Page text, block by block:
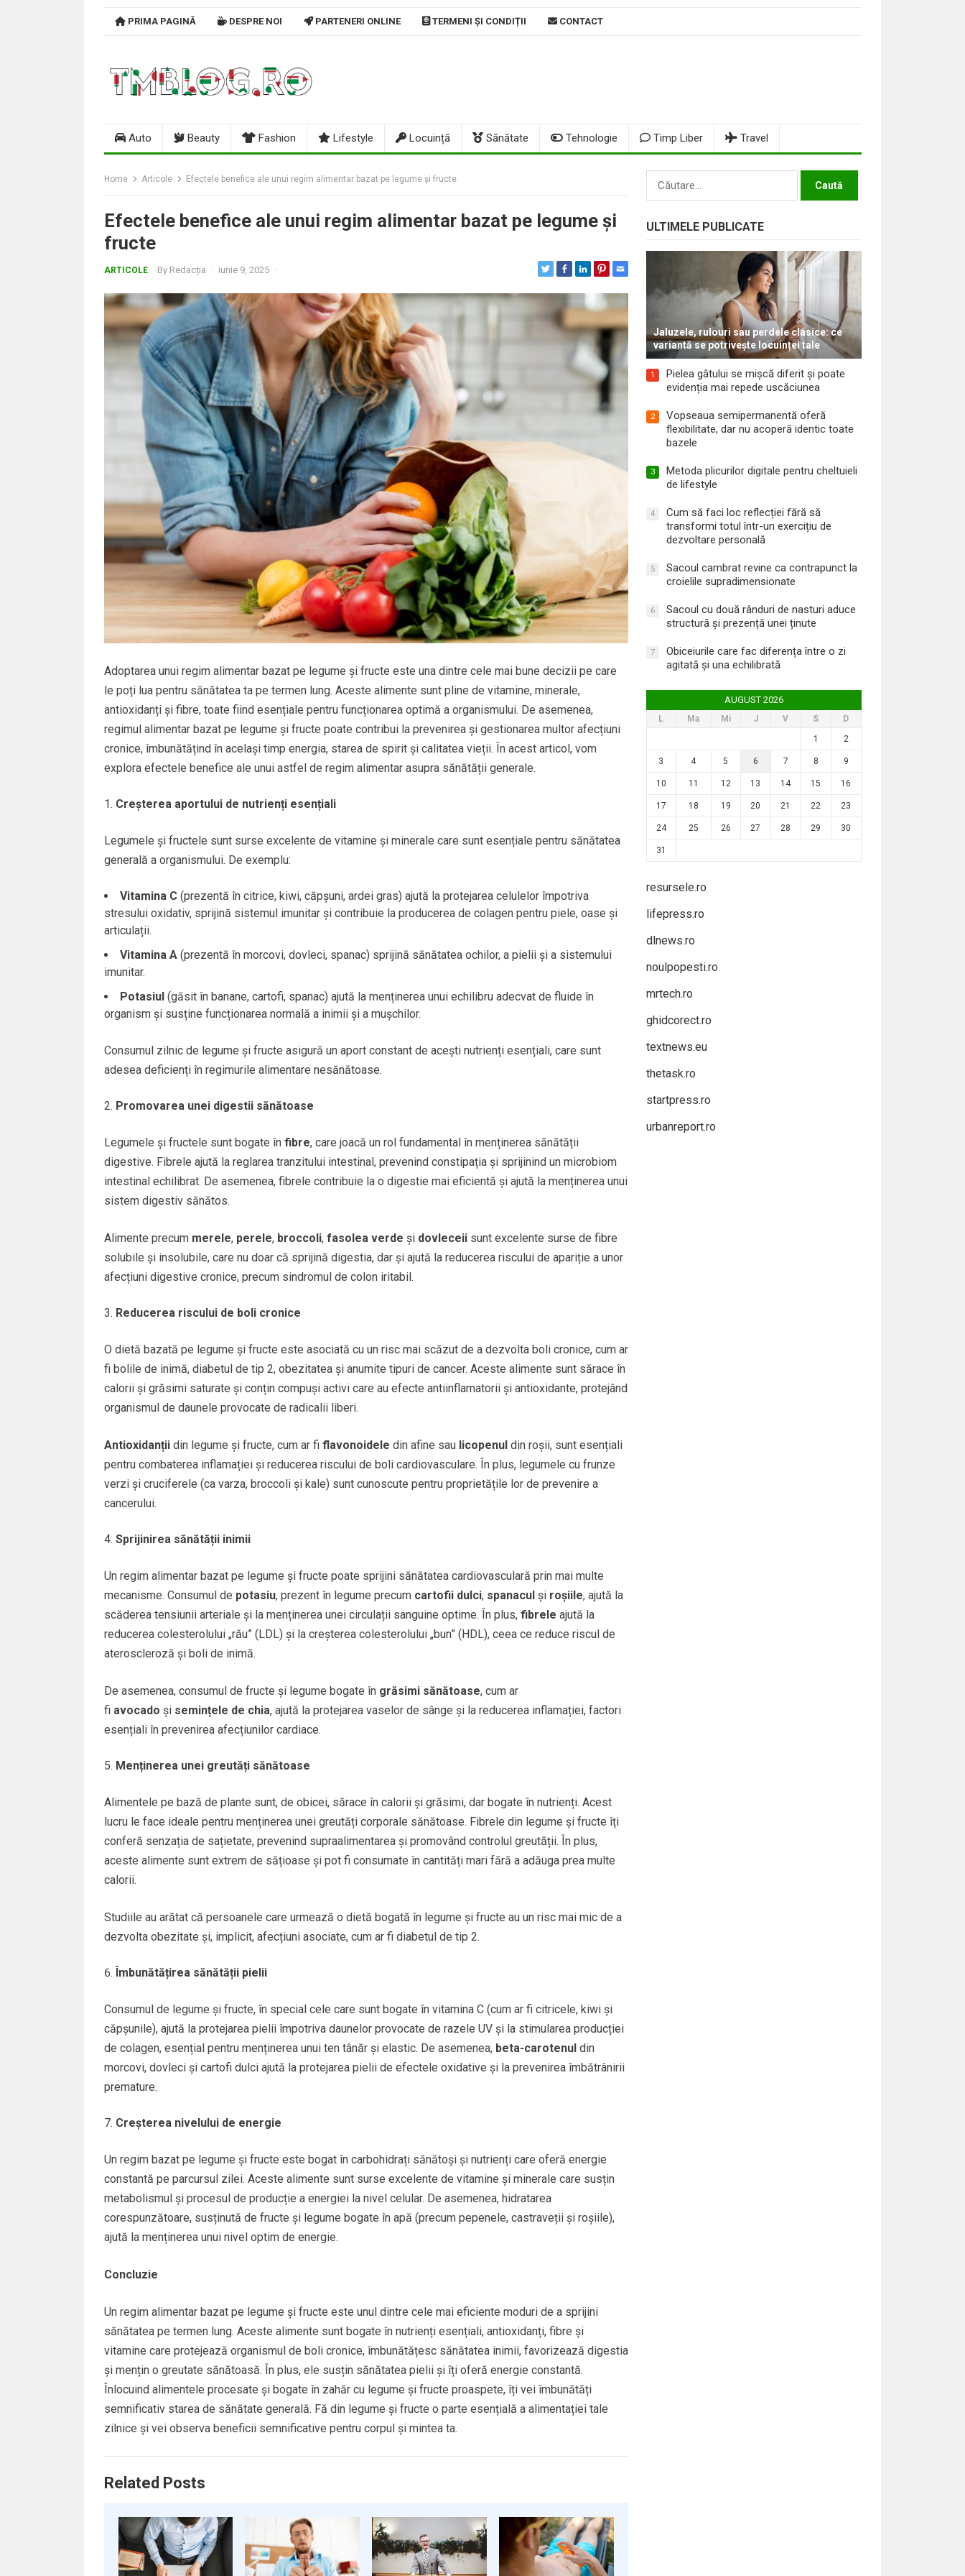
PRIMA PAGINĂ DESPRE NOI PARTENERI ONLINE TERMENI ȘI CONDIȚII CONTACT
Auto Beauty Fashion Lifestyle Locuință Sănătate Tehnologie Timp Liber Travel
Home Articole Efectele benefice ale unui regim alimentar bazat pe legume și fructe
Efectele benefice ale unui regim alimentar bazat pe legume și
fructe
ARTICOLE By Redacția · iunie 9, 2025 ·
Adoptarea unui regim alimentar bazat pe legume și fructe este una dintre cele mai bune decizii pe care
le poți lua pentru sănătatea ta pe termen lung. Aceste alimente sunt pline de vitamine, minerale,
antioxidanți și fibre, toate fiind esențiale pentru funcționarea optimă a organismului. De asemenea,
regimul alimentar bazat pe legume și fructe poate contribui la prevenirea și gestionarea multor afecțiuni
cronice, îmbunătățind în același timp energia, starea de spirit și calitatea vieții. În acest articol, vom
explora efectele benefice ale unui astfel de regim alimentar asupra sănătății generale.
Creșterea aportului de nutrienți esențiali
Legumele și fructele sunt surse excelente de vitamine și minerale care sunt esențiale pentru sănătatea
generală a organismului. De exemplu:
Vitamina C(prezentă în citrice, kiwi, căpșuni, ardei gras) ajută la protejarea celulelor împotriva
stresului oxidativ, sprijină sistemul imunitar și contribuie la producerea de colagen pentru piele, oase și
articulații.
Vitamina A (prezentă în morcovi, dovleci, spanac) sprijină sănătatea ochilor, a pielii și a sistemului
imunitar.
Potasiul(găsit în banane, cartofi, spanac) ajută la menținerea unui echilibru adecvat de fluide în
organism și susține funcționarea normală a inimii și a mușchilor.
Consumul zilnic de legume și fructe asigură un aport constant de acești nutrienți esențiali, care sunt
adesea deficienți în regimurile alimentare nesănătoase.
Promovarea unei digestii sănătoase
Legumele și fructele sunt bogate în fibre, care joacă un rol fundamental în menținerea sănătății
digestive. Fibrele ajută la reglarea tranzitului intestinal, prevenind constipația și sprijinind un microbiom
intestinal echilibrat. De asemenea, fibrele contribuie la o digestie mai eficientă și ajută la menținerea unui
sistem digestiv sănătos.
Alimente precum merele, perele, broccoli, fasolea verde și dovleceiisunt excelente surse de fibre
solubile și insolubile, care nu doar că sprijină digestia, dar și ajută la reducerea riscului de apariție a unor
afecțiuni digestive cronice, precum sindromul de colon iritabil.
Reducerea riscului de boli cronice
O dietă bazată pe legume și fructe este asociată cu un risc mai scăzut de a dezvolta boli cronice, cum ar
fi bolile de inimă, diabetul de tip 2, obezitatea și anumite tipuri de cancer. Aceste alimente sunt sărace în
calorii și grăsimi saturate și conțin compuși activi care au efecte antiinflamatorii și antioxidante, protejând
organismul de daunele provocate de radicalii liberi.
Antioxidanțiidin legume și fructe, cum ar fi flavonoidele din afine sau licopenuldin roșii, sunt esențiali
pentru combaterea inflamației și reducerea riscului de boli cardiovasculare. În plus, legumele cu frunze
verzi și cruciferele (ca varza, broccoli și kale) sunt cunoscute pentru proprietățile lor de prevenire a
cancerului.
Sprijinirea sănătății inimii
Un regim alimentar bazat pe legume și fructe poate sprijini sănătatea cardiovasculară prin mai multe
mecanisme. Consumul de potasiu, prezent în legume precum cartofii dulci, spanaculși roșiile, ajută la
scăderea tensiunii arteriale și la menținerea unei circulații sanguine optime. În plus, fibrele ajută la
reducerea colesterolului „rău” (LDL) și la creșterea colesterolului „bun” (HDL), ceea ce reduce riscul de
ateroscleroză și boli de inimă.
De asemenea, consumul de fructe și legume bogate în grăsimi sănătoase, cum ar
fi avocado și semințele de chia, ajută la protejarea vaselor de sânge și la reducerea inflamației, factori
esențiali în prevenirea afecțiunilor cardiace.
Menținerea unei greutăți sănătoase
Alimentele pe bază de plante sunt, de obicei, sărace în calorii și grăsimi, dar bogate în nutrienți. Acest
lucru le face ideale pentru menținerea unei greutăți corporale sănătoase. Fibrele din legume și fructe îți
conferă senzația de sațietate, prevenind supraalimentarea și promovând controlul greutății. În plus,
aceste alimente sunt extrem de sățioase și pot fi consumate în cantități mari fără a adăuga prea multe
calorii.
Studiile au arătat că persoanele care urmează o dietă bogată în legume și fructe au un risc mai mic de a
dezvolta obezitate și, implicit, afecțiuni asociate, cum ar fi diabetul de tip 2.
Îmbunătățirea sănătății pielii
Consumul de legume și fructe, în special cele care sunt bogate în vitamina C (cum ar fi citricele, kiwi și
căpșunile), ajută la protejarea pielii împotriva daunelor provocate de razele UV și la stimularea producției
de colagen, esențial pentru menținerea unui ten tânăr și elastic. De asemenea, beta-carotenuldin
morcovi, dovleci și cartofi dulci ajută la protejarea pielii de efectele oxidative și la prevenirea îmbătrânirii
premature.
Creșterea nivelului de energie
Un regim bazat pe legume și fructe este bogat în carbohidrați sănătoși și nutrienți care oferă energie
constantă pe parcursul zilei. Aceste alimente sunt surse excelente de vitamine și minerale care susțin
metabolismul și procesul de producție a energiei la nivel celular. De asemenea, hidratarea
corespunzătoare, susținută de fructe și legume bogate în apă (precum pepenele, castraveții și roșiile),
ajută la menținerea unui nivel optim de energie.
Concluzie
Un regim alimentar bazat pe legume și fructe este unul dintre cele mai eficiente moduri de a sprijini
sănătatea pe termen lung. Aceste alimente sunt bogate în nutrienți esențiali, antioxidanți, fibre și
vitamine care protejează organismul de boli cronice, îmbunătățesc sănătatea inimii, favorizează digestia
și mențin o greutate sănătoasă. În plus, ele susțin sănătatea pielii și îți oferă energie constantă.
Înlocuind alimentele procesate și bogate în zahăr cu legume și fructe proaspete, îți vei îmbunătăți
semnificativ starea de sănătate generală. Fă din legume și fructe o parte esențială a alimentației tale
zilnice și vei observa beneficii semnificative pentru corpul și mintea ta.
Related Posts
Caută
ULTIMELE PUBLICATE
Jaluzele, rulouri sau perdele clasice: ce
variantă se potrivește locuinței tale
1
Pielea gâtului se mișcă diferit și poate
evidenția mai repede uscăciunea
2
Vopseaua semipermanentă oferă
flexibilitate, dar nu acoperă identic toate
bazele
3
Metoda plicurilor digitale pentru cheltuieli
de lifestyle
4
Cum să faci loc reflecției fără să
transformi totul într-un exercițiu de
dezvoltare personală
5
Sacoul cambrat revine ca contrapunct la
croielile supradimensionate
6
Sacoul cu două rânduri de nasturi aduce
structură și prezență unei ținute
7
Obiceiurile care fac diferența între o zi
agitată și una echilibrată
AUGUST 2026
L Ma Mi J V S
D
1
2
3 4 5 6 7 8 9
10 11 12 13 14 15 16
17 18 19 20 21 22 23
24 25 26 27 28 29 30
31
resursele.ro
lifepress.ro
dlnews.ro
noulpopesti.ro
mrtech.ro
ghidcorect.ro
textnews.eu
thetask.ro
startpress.ro
urbanreport.ro